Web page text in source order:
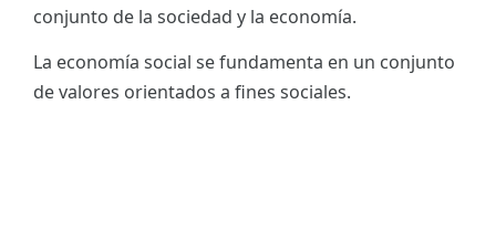
conjunto de la sociedad y la economía.
La economía social se fundamenta en un conjunto
de valores orientados a fines sociales.